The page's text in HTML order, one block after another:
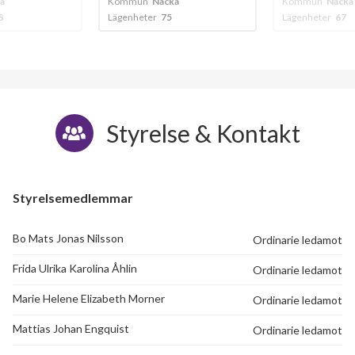
Lägenheter 67
Lägenheter 18
Styrelse & Kontakt
Styrelsemedlemmar
Bo Mats Jonas Nilsson Ordinarie ledamot
Frida Ulrika Karolina Åhlin Ordinarie ledamot
Marie Helene Elizabeth Morner Ordinarie ledamot
Mattias Johan Engquist Ordinarie ledamot